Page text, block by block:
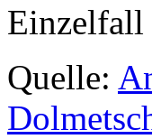
Einzelfall
Quelle: